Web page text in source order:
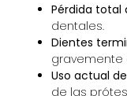
Pérdida total
dentales.
Dientes
gravemente
Uso actual
de las